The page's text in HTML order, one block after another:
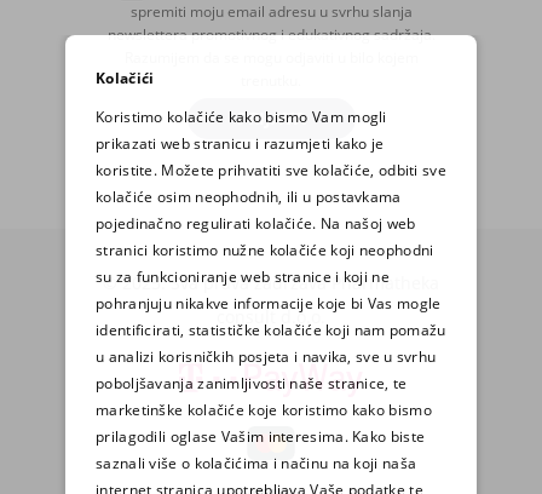
spremiti moju email adresu u svrhu slanja
newslettera promotivnog i edukativnog sadržaja.
PRIJAVA
© 2025. Sva prava zadržava Pharmatheka
consult d.o.o.
Kolačići
Koristimo kolačiće kako bismo Vam mogli
prikazati web stranicu i razumjeti kako je
koristite. Možete prihvatiti sve kolačiće, odbiti sve
kolačiće osim neophodnih, ili u postavkama
pojedinačno regulirati kolačiće. Na našoj web
stranici koristimo nužne kolačiće koji neophodni
su za funkcioniranje web stranice i koji ne
pohranjuju nikakve informacije koje bi Vas mogle
identificirati, statističke kolačiće koji nam pomažu
u analizi korisničkih posjeta i navika, sve u svrhu
poboljšavanja zanimljivosti naše stranice, te
marketinške kolačiće koje koristimo kako bismo
prilagodili oglase Vašim interesima. Kako biste
saznali više o kolačićima i načinu na koji naša
internet stranica upotrebljava Vaše podatke te